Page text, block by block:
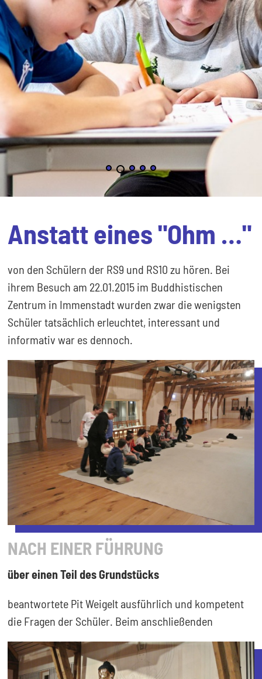
Anstatt eines "Ohm …"
von den Schülern der RS9 und RS10 zu hören. Bei
ihrem Besuch am 22.01.2015 im Buddhistischen
Zentrum in Immenstadt wurden zwar die wenigsten
Schüler tatsächlich erleuchtet, interessant und
informativ war es dennoch.
NACH EINER FÜHRUNG
über einen Teil des Grundstücks
beantwortete Pit Weigelt ausführlich und kompetent
die Fragen der Schüler. Beim anschließenden